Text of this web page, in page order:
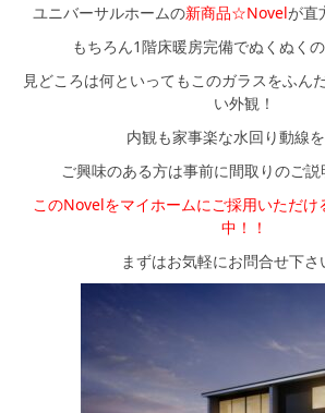
キャンペーン・コラボ情報
家づくりの知識
ユニバーサルホームの新商品☆Novelが直
もちろん1階床暖房完備でぬくぬく
見どころは何といってもこのガラスをふん
い外観！
内観も家事楽な水回り動線
ご興味のある方は事前に間取りのご説
このNovelをマイホームにご採用いただけ
中！！
まずはお気軽にお問合せ下さ